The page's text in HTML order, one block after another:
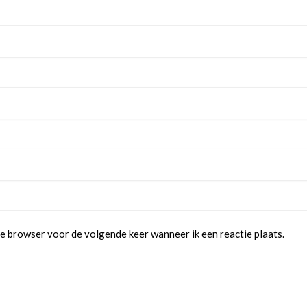
browser voor de volgende keer wanneer ik een reactie plaats.